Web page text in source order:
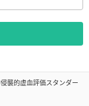
襲的虚血評価スタンダー